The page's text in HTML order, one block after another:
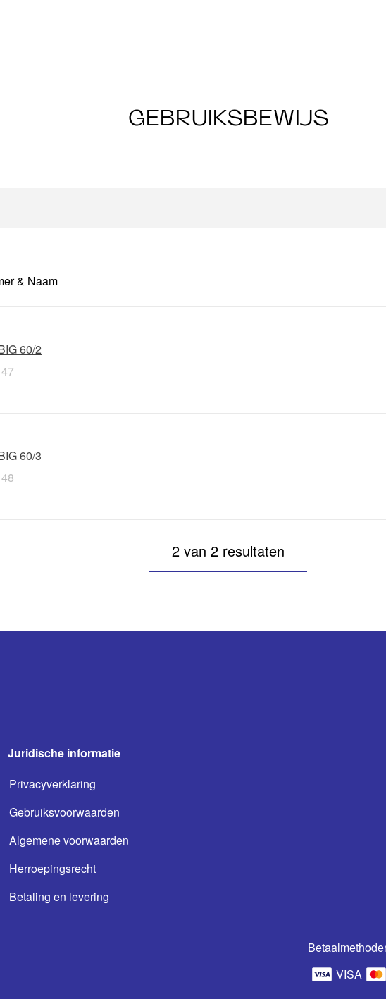
GEBRUIKSBEWIJS
& Naam
60/2
60/3
2 van 2 resultaten
Juridische informatie
Privacyverklaring
Gebruiksvoorwaarden
Algemene voorwaarden
Herroepingsrecht
Betaling en levering
VISA